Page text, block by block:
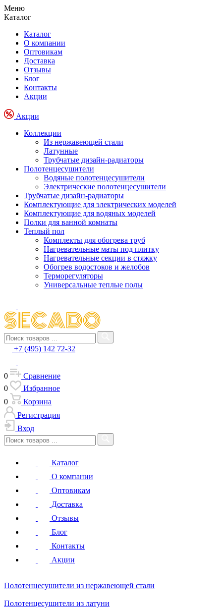
Меню
Каталог
Каталог
О компании
Оптовикам
Доставка
Отзывы
Блог
Контакты
Акции
Акции
Коллекции
Из нержавеющей стали
Латунные
Трубчатые дизайн-радиаторы
Полотенцесушители
Водяные полотенцесушители
Электрические полотенцесушители
Трубчатые дизайн-радиаторы
Комплектующие для электрических моделей
Комплектующие для водяных моделей
Полки для ванной комнаты
Теплый пол
Комплекты для обогрева труб
Нагревательные маты под плитку
Нагревательные секции в стяжку
Обогрев водостоков и желобов
Терморегуляторы
Универсальные теплые полы
+7 (495) 142 72-32
0
Сравнение
0
Избранное
0
Корзина
Регистрация
Вход
Каталог
О компании
Оптовикам
Доставка
Отзывы
Блог
Контакты
Акции
Полотенцесушители из нержавеющей стали
Полотенцесушители из латуни